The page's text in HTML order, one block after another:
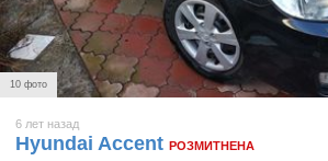
10 фото
6 лет назад
Hyundai Accent РОЗМИТНЕНА